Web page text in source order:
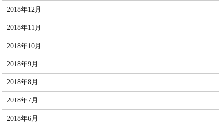
2018年12月
2018年11月
2018年10月
2018年9月
2018年8月
2018年7月
2018年6月